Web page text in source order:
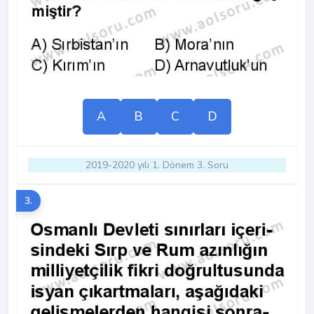
A B C D
2019-2020 yılı 1. Dönem 3. Soru
3.